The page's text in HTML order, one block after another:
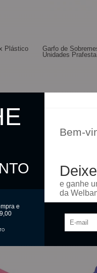
e
Bem-
e ganhe
da
Plástico
Garfo de
Unidades Prafesta